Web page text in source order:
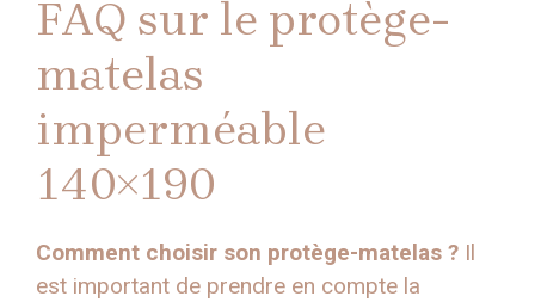
FAQ sur le protège-
matelas
imperméable
140×190
Comment choisir son protège-matelas ? Il
est important de prendre en compte la